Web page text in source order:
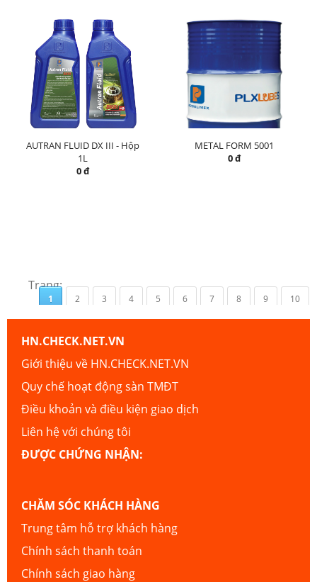
AUTRAN FLUID DX III - Hộp
1L
0 đ
METAL FORM 5001
0 đ
Trang:
1 2 3 4 5 6 7 8 9 10
HN.CHECK.NET.VN
Giới thiệu về HN.CHECK.NET.VN
Quy chế hoạt động sàn TMĐT
Điều khoản và điều kiện giao dịch
Liên hệ với chúng tôi
ĐƯỢC CHỨNG NHẬN:
CHĂM SÓC KHÁCH HÀNG
Trung tâm hỗ trợ khách hàng
Chính sách thanh toán
Chính sách giao hàng